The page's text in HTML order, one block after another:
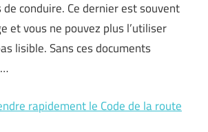
conduire. Ce dernier est souvent
et vous ne pouvez plus l’utiliser
lisible. Sans ces documents
rapidement le Code de la route